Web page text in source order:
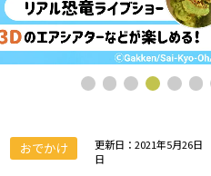
おでかけ 更新日：2021年5月26日
日